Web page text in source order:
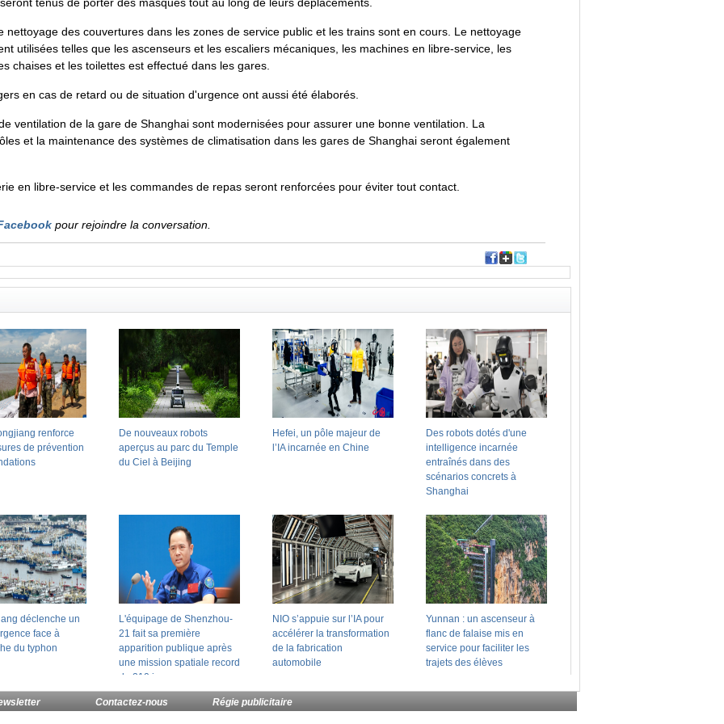
nettoyage des couvertures dans les zones de service public et les trains sont en cours. Le nettoyage
utilisées telles que les ascenseurs et les escaliers mécaniques, les machines en libre-service, les
chaises et les toilettes est effectué dans les gares.
en cas de retard ou de situation d'urgence ont aussi été élaborés.
ventilation de la gare de Shanghai sont modernisées pour assurer une bonne ventilation. La
et la maintenance des systèmes de climatisation dans les gares de Shanghai seront également
en libre-service et les commandes de repas seront renforcées pour éviter tout contact.
pour rejoindre la conversation.